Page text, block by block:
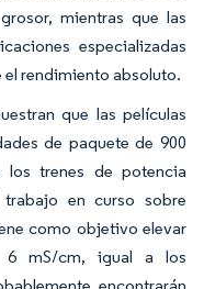
mientras que las
especializadas
rendimiento absoluto.
que las películas
de paquete de 900
trenes de potencia
en curso sobre
como objetivo elevar
6 mS/cm, igual a los